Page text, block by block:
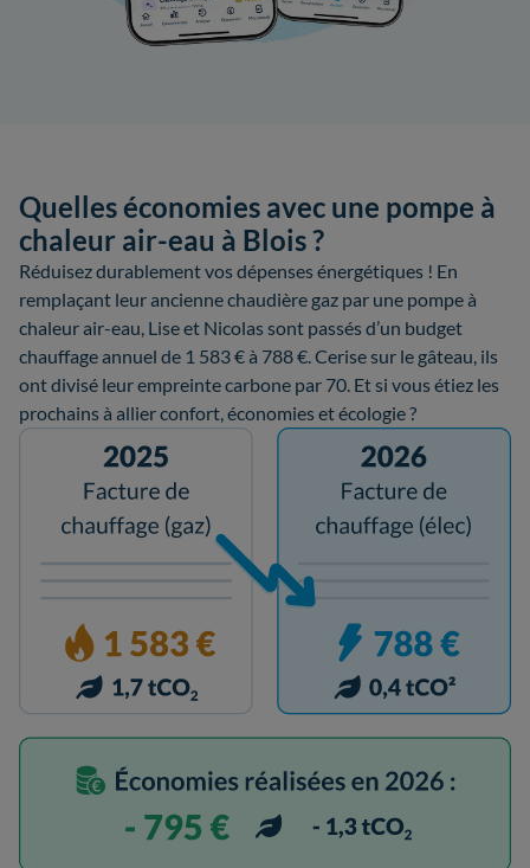
Quelles économies avec une pompe à
chaleur air-eau à Blois ?
Réduisez durablement vos dépenses énergétiques ! En
remplaçant leur ancienne chaudière gaz par une pompe à
chaleur air-eau, Lise et Nicolas sont passés d’un budget
chauffage annuel de 1 583 € à 788 €. Cerise sur le gâteau, ils
ont divisé leur empreinte carbone par 70. Et si vous étiez les
prochains à allier confort, économies et écologie ?